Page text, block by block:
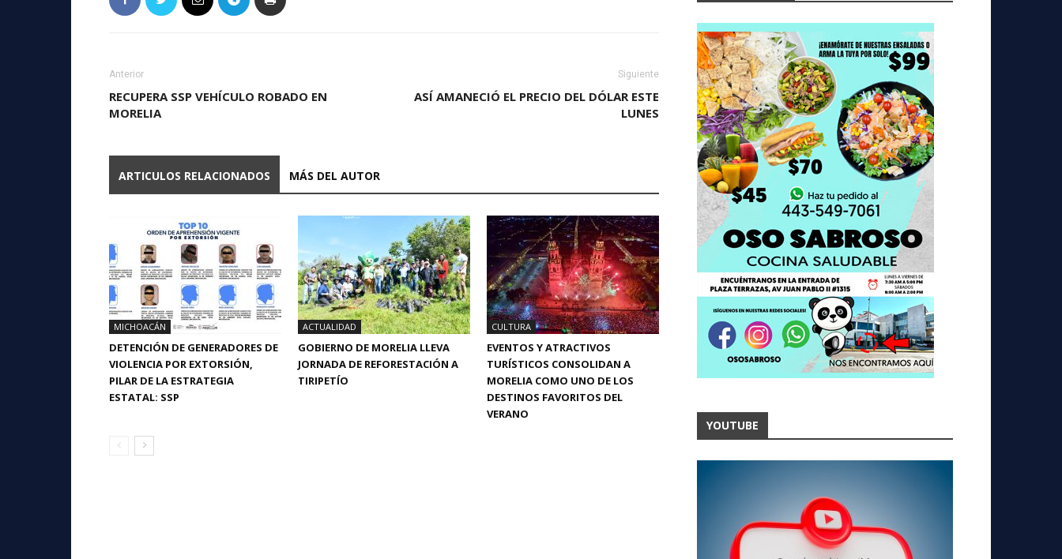
Anterior
RECUPERA SSP VEHÍCULO ROBADO EN
MORELIA
Siguiente
ASÍ AMANECIÓ EL PRECIO DEL DÓLAR ESTE
LUNES
ARTICULOS RELACIONADOS MÁS DEL AUTOR
MICHOACÁN
DETENCIÓN DE GENERADORES DE
VIOLENCIA POR EXTORSIÓN,
PILAR DE LA ESTRATEGIA
ESTATAL: SSP
ACTUALIDAD
GOBIERNO DE MORELIA LLEVA
JORNADA DE REFORESTACIÓN A
TIRIPETÍO
CULTURA
EVENTOS Y ATRACTIVOS
TURÍSTICOS CONSOLIDAN A
MORELIA COMO UNO DE LOS
DESTINOS FAVORITOS DEL
VERANO
YOUTUBE